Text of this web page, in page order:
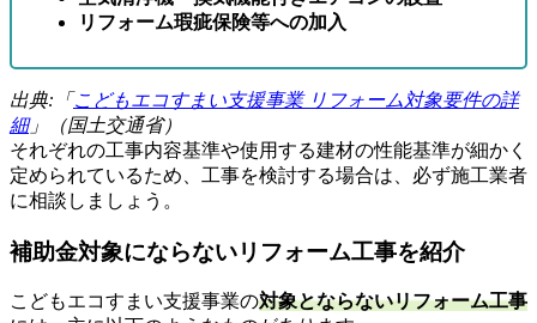
リフォーム瑕疵保険等への加入
出典:「 こどもエコすまい支援事業 リフォーム対象要件の詳
細」（国土交通省）
それぞれの工事内容基準や使用する建材の性能基準が細かく
定められているため、工事を検討する場合は、必ず施工業者
に相談しましょう。
補助金対象にならないリフォーム工事を紹介
こどもエコすまい支援事業の対象とならないリフォーム工事